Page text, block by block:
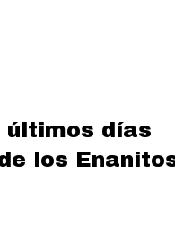
últimos días
los